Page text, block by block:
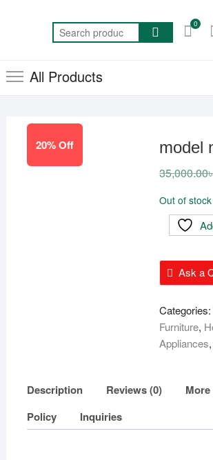
Search
for:
0
All Products
20% Off model
35,000.00
Out of stock
Ask a
Categories:
Furniture,
Appliances,
Description Reviews (0)
Policy
Inquiries